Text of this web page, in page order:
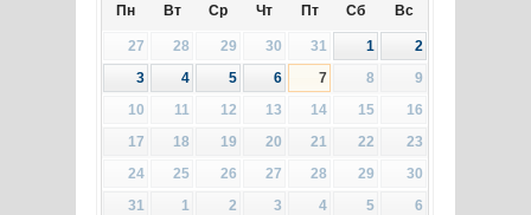
Пн Вт Ср Чт Пт Сб Вс
27 28 29 30 31 1
2
3
4 5 6 7 8
9
10
11 12 13 14 15
16
17
18 19 20 21 22
23
24
25 26 27 28 29
30
31
1 2 3 4 5 6